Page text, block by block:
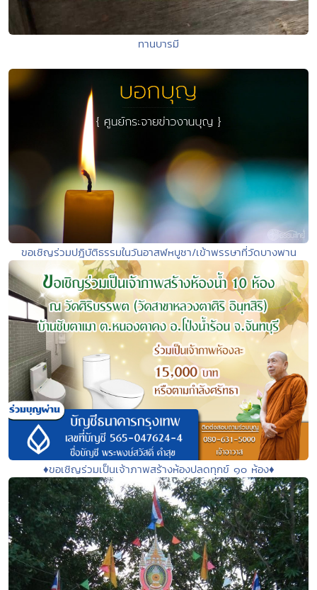
ทานบารมี
ขอเชิญร่วมปฎิบัติธรรมในวันอาสฬหบูชา/เข้าพรรษาที่วัดบางพาน
♦️ขอเชิญร่วมเป็นเจ้าภาพสร้างห้องปลดทุกข์ ๑๐ ห้อง♦️